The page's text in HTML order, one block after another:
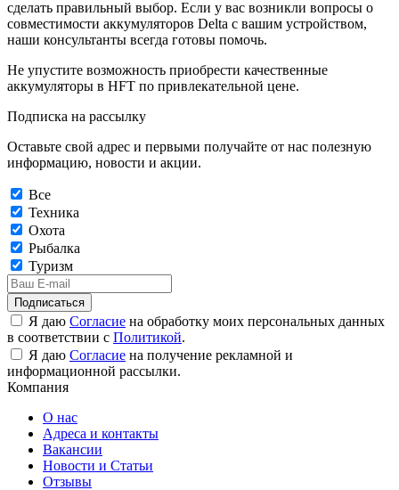
сделать правильный выбор. Если у вас возникли вопросы о
совместимости аккумуляторов Delta с вашим устройством,
наши консультанты всегда готовы помочь.
Не упустите возможность приобрести качественные
аккумуляторы в HFT по привлекательной цене.
Подписка на рассылку
Оставьте свой адрес и первыми получайте от нас полезную
информацию, новости и акции.
Все
Техника
Охота
Рыбалка
Туризм
Подписаться
Я даю Согласие на обработку моих персональных данных
в соответствии с Политикой.
Я даю Согласие на получение рекламной и
информационной рассылки.
Компания
О нас
Адреса и контакты
Вакансии
Новости и Статьи
Отзывы